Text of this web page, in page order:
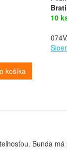
10
košíka
Bunda